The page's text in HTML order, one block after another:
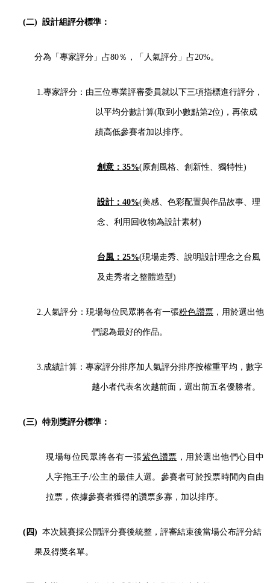
(二) 設計組評分標準：
分為「專家評分」占80％，「人氣評分」占20%。
1.專家評分：由三位專業評審委員就以下三項指標進行評分，
以平均分數計算(取到小數點第2位) ，再依成
績高低參賽者加以排序。
創意：35%(原創風格、創新性、獨特性)
設計：40%(美感、色彩配置與作品故事、理
念、利用回收物為設計素材)
台風：25%(現場走秀、說明設計理念之台風
及走秀者之整體造型)
2. 人氣評分：現場每位民眾將各有一張粉色讚票，用於選出他
們認為最好的作品。
3. 成績計算：專家評分排序加人氣評分排序按權重平均，數字
越小者代表名次越前面，選出前五名優勝者。
(三) 特別獎評分標準：
現場每位民眾將各有一張紫色讚票 ，用於選出他們心目中
人字拖王子/公主的最佳人選。參賽者可於投票時間內自由
拉票，依據參賽者獲得的讚票多寡，加以排序。
(四) 本次競賽採公開評分賽後統整，評審結束後當場公布評分結
果及得獎名單。